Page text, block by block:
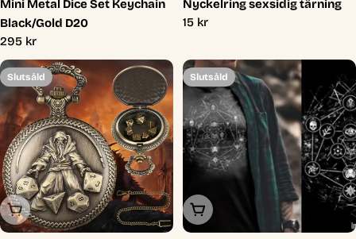
Mini Metal Dice Set Keychain
Black/Gold D20
Ordinarie
pris
295 kr
Nyckelring sexsidig tärning
Ordinarie
15 kr
Slutsåld
Slutsåld
Slutsåld
Slutsåld